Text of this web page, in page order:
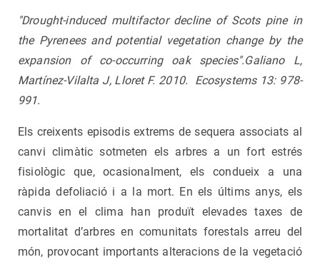
"Drought-induced multifactor decline of Scots pine in
the Pyrenees and potential vegetation change by the
expansion of co-occurring oak species".Galiano L,
Martínez-Vilalta J, Lloret F. 2010. Ecosystems 13: 978-
991.
Els creixents episodis extrems de sequera associats al
canvi climàtic sotmeten els arbres a un fort estrés
fisiològic que, ocasionalment, els condueix a una
ràpida defoliació i a la mort. En els últims anys, els
canvis en el clima han produït elevades taxes de
mortalitat d’arbres en comunitats forestals arreu del
món, provocant importants alteracions de la vegetació